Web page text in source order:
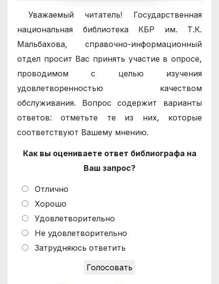
Уважаемый читатель! Государственная
национальная библиотека КБР им. Т.К.
Мальбахова, справочно-информационный
отдел просит Вас принять участие в опросе,
проводимом с целью изучения
удовлетворенностью качеством
обслуживания. Вопрос содержит варианты
ответов: отметьте те из них, которые
соответствуют Вашему мнению.
Как вы оцениваете ответ библиографа на
Ваш запрос?
Отлично
Хорошо
Удовлетворительно
Не удовлетворительно
Затрудняюсь ответить